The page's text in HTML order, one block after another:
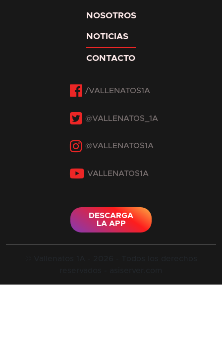
NOSOTROS
NOTICIAS
CONTACTO
DESCARGA
LA APP